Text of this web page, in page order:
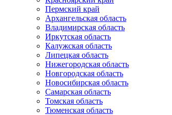
Пермский край
Архангельская область
Владимирская область
Иркутская область
Калужская область
Липецкая область
Нижегородская область
Новгородская область
Новосибирская область
Самарская область
Томская область
Тюменская область